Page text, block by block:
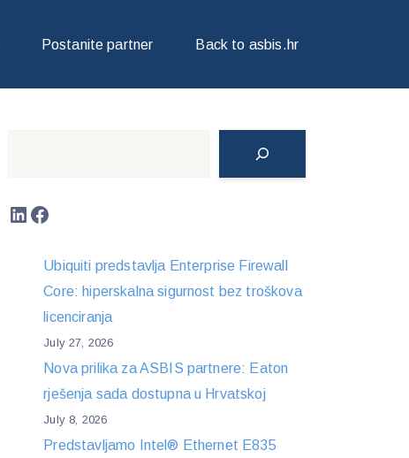
Postanite partner Back to asbis.hr
LinkedIn
Facebook
Ubiquiti predstavlja Enterprise Firewall
Core: hiperskalna sigurnost bez troškova
licenciranja
July 27, 2026
Nova prilika za ASBIS partnere: Eaton
rješenja sada dostupna u Hrvatskoj
July 8, 2026
Predstavljamo Intel® Ethernet E835